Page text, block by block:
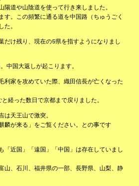
陽道や山陰道を使って行き来しました。
す。この頻繁に通る道を中国路（ちゅうごく
た。
だけ残り、現在の5県を指すようになりまし
中国大返しが起こります。
利家を攻めていた際、織田信長が亡くなった
経った数日で京都まで戻りました。
は天王山で激突。
麟が来る」をご覧ください。との事です
「近国」「遠国」「中国」は存在していまし
山、石川、福井県の一部、長野県、山梨、静